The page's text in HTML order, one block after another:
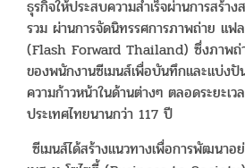
ธุรกิจให้ประสบความสำเร็จผ่านการสร้า
รวม ผ่านการจัดนิทรรศการภาพถ่าย แฟ
(Flash Forward Thailand) ซึ่งภาพถ่
ของพนักงานซีเมนส์เพื่อบันทึกและแบ่ง
ความก้าวหน้าในด้านต่างๆ ตลอดระยะเว
ประเทศไทยนานกว่า 117 ปี
ซีเมนส์ได้สร้างแนวทางเพื่อการพัฒนาอ